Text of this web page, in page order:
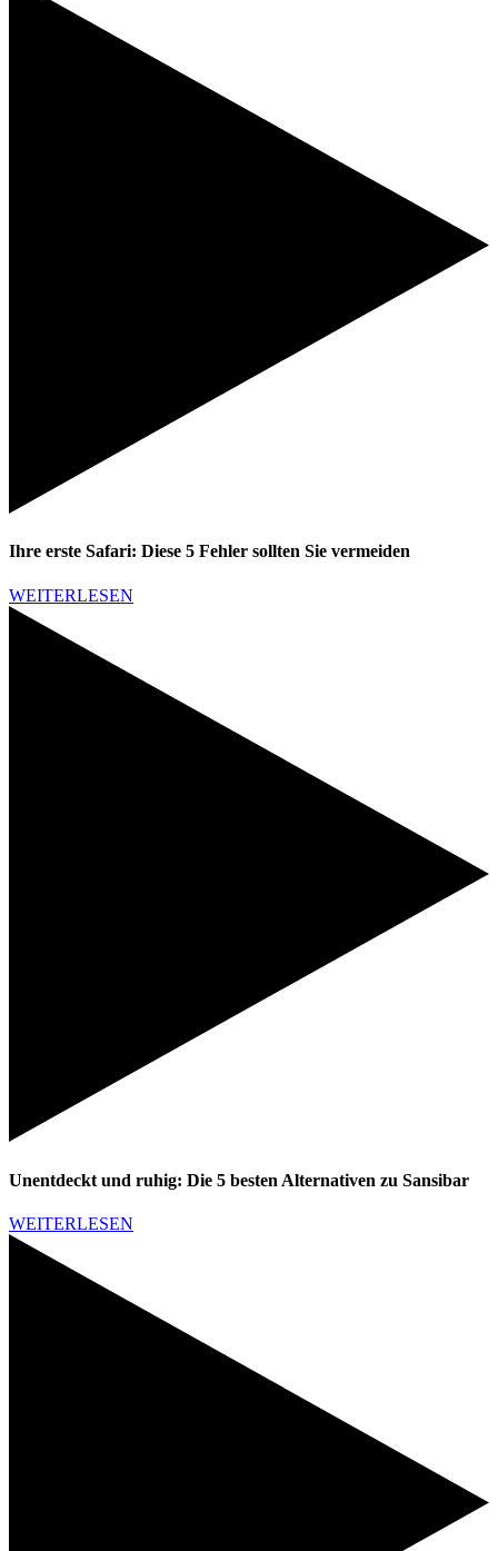
Ihre erste Safari: Diese 5 Fehler sollten Sie vermeiden
WEITERLESEN
Unentdeckt und ruhig: Die 5 besten Alternativen zu Sansibar
WEITERLESEN